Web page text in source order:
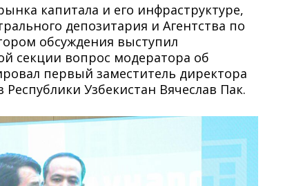
капитала и его инфраструктуре,
депозитария и Агентства по
обсуждения выступил
секции вопрос модератора об
первый заместитель директора
Узбекистан Вячеслав Пак.